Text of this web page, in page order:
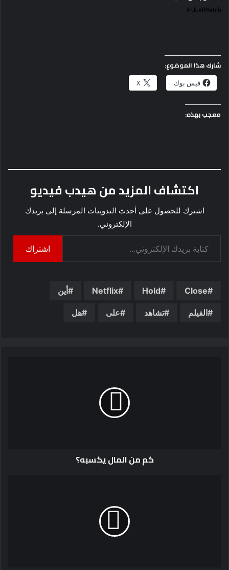
شارك هذا الموضوع:
فيس بوك X
معجب بهذه:
اكتشاف المزيد من هيدب فيديو
اشترك للحصول على أحدث التدوينات المرسلة إلى بريدك
الإلكتروني.
اشتراك
Close
Hold
Netflix أين
الفيلم تشاهد على هل
كم من المال يكسبه؟